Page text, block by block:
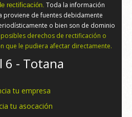
rectificación. Toda la información
proviene de fuentes debidamente
o bien son de dominio
derechos de rectificación o
que le pudiera afectar directamente.
6 - Totana
tu empresa
tu asocación